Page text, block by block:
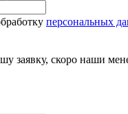
персональных
заявку, скоро наши